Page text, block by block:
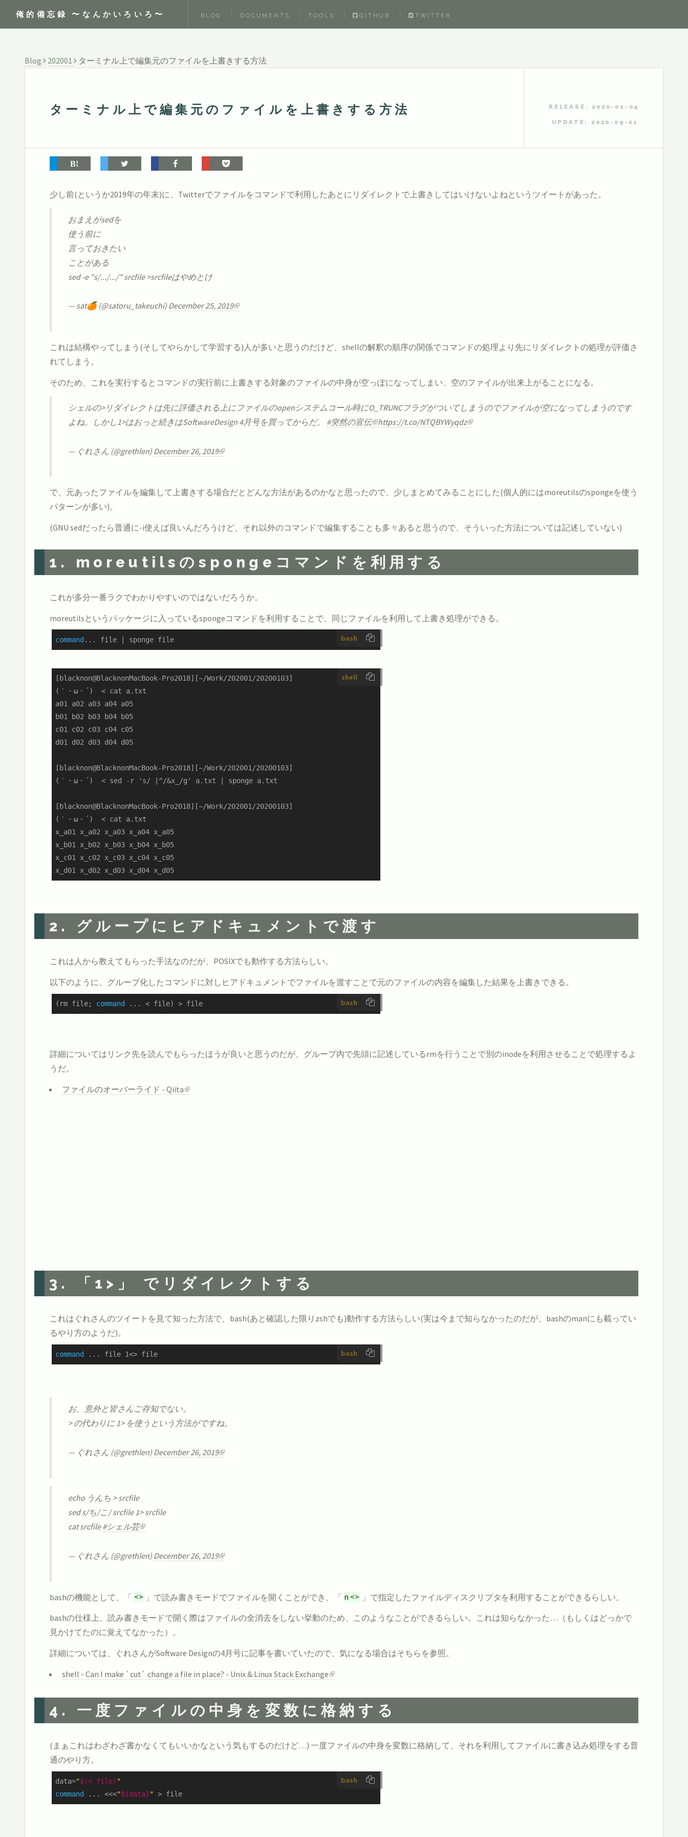
俺的備忘録 〜なんかいろいろ〜 BLOG DOCUMENTS TOOLS GITHUB TWITTER
Blog 202001 ターミナル上で編集元のファイルを上書きする方法
ターミナル上で編集元のファイルを上書きする方法 RELEASE: 2020-01-04
UPDATE: 2020-09-21
少し前(というか2019年の年末)に、Twitterでファイルをコマンドで利用したあとにリダイレクトで上書きしてはいけないよねというツイートがあった。
おまえがsedを
使う前に
言っておきたい
ことがある
sed -e "s/.../.../" srcfile >srcfileはやめとけ
— sat🍊 (@satoru_takeuchi) December 25, 2019
これは結構やってしまう(そしてやらかして学習する)人が多いと思うのだけど、shellの解釈の順序の関係でコマンドの処理より先にリダイレクトの処理が評価さ
れてしまう。
そのため、これを実行するとコマンドの実行前に上書きする対象のファイルの中身が空っぽになってしまい、空のファイルが出来上がることになる。
シェルの>リダイレクトは先に評価される上にファイルのopenシステムコール時にO_TRUNCフラグがついてしまうのでファイルが空になってしまうのです
よね。しかし1>はおっと続きはSoftwareDesign 4月号を買ってからだ。 #突然の宣伝 https://t.co/NTQBYWyqdz
— ぐれさん (@grethlen) December 26, 2019
で、元あったファイルを編集して上書きする場合だとどんな方法があるのかなと思ったので、少しまとめてみることにした(個人的にはmoreutilsのspongeを使う
パターンが多い)。
(GNU sedだったら普通に-i使えば良いんだろうけど、それ以外のコマンドで編集することも多々あると思うので、そういった方法については記述していない)
1. moreutilsのspongeコマンドを利用する
これが多分一番ラクでわかりやすいのではないだろうか。
moreutilsというパッケージに入っているspongeコマンドを利用することで、同じファイルを利用して上書き処理ができる。
bash
command... file | sponge file
shell
[blacknon@BlacknonMacBook-Pro2018][~/Work/202001/20200103]
(｀・ω・´)  < cat a.txt
a01 a02 a03 a04 a05
b01 b02 b03 b04 b05
c01 c02 c03 c04 c05
d01 d02 d03 d04 d05
[blacknon@BlacknonMacBook-Pro2018][~/Work/202001/20200103]
(｀・ω・´)  < sed -r 's/ |^/&x_/g' a.txt | sponge a.txt
[blacknon@BlacknonMacBook-Pro2018][~/Work/202001/20200103]
(｀・ω・´)  < cat a.txt
x_a01 x_a02 x_a03 x_a04 x_a05
x_b01 x_b02 x_b03 x_b04 x_b05
x_c01 x_c02 x_c03 x_c04 x_c05
x_d01 x_d02 x_d03 x_d04 x_d05
2. グループにヒアドキュメントで渡す
これは人から教えてもらった手法なのだが、POSIXでも動作する方法らしい。
以下のように、グループ化したコマンドに対しヒアドキュメントでファイルを渡すことで元のファイルの内容を編集した結果を上書きできる。
bash
(rm file; command ... < file) > file
詳細についてはリンク先を読んでもらったほうが良いと思うのだが、グループ内で先頭に記述しているrmを行うことで別のinodeを利用させることで処理するよ
うだ。
ファイルのオーバーライド - Qiita
3. 「1>」 でリダイレクトする
これはぐれさんのツイートを見て知った方法で、bash(あと確認した限りzshでも)動作する方法らしい(実は今まで知らなかったのだが、bashのmanにも載ってい
るやり方のようだ)。
bash
command ... file 1<> file
お、意外と皆さんご存知でない。
> の代わりに 1> を使うという方法がですね。
— ぐれさん (@grethlen) December 26, 2019
echo うんち > srcfile
sed s/ち/こ/ srcfile 1> srcfile
cat srcfile#シェル芸
— ぐれさん (@grethlen) December 26, 2019
bashの機能として、「 <> 」で読み書きモードでファイルを開くことができ、「 n <> 」で指定したファイルディスクリプタを利用することができるらしい。
bashの仕様上、読み書きモードで開く際はファイルの全消去をしない挙動のため、このようなことができるらしい。これは知らなかった…（もしくはどっかで
見かけてたのに覚えてなかった）。
詳細については、ぐれさんがSoftware Designの4月号に記事を書いていたので、気になる場合はそちらを参照。
shell - Can I make `cut` change a file in place? - Unix & Linux Stack Exchange
4. 一度ファイルの中身を変数に格納する
(まぁこれはわざわざ書かなくてもいいかなという気もするのだけど…) 一度ファイルの中身を変数に格納して、それを利用してファイルに書き込み処理をする普
通のやり方。
bash
data="$(< file) "
command
... <<<"${data}" > file